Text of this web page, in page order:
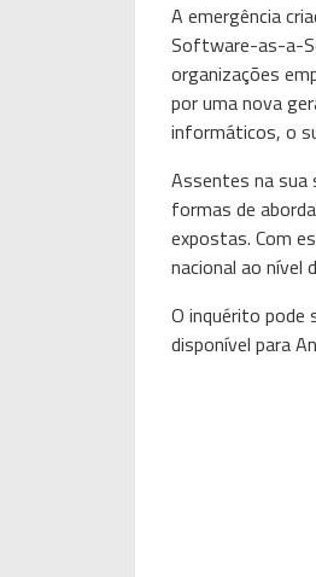
A emergência
Software-as-a-
organizações
por uma nova
informáticos, o
Assentes na sua
formas de
expostas. Com
nacional ao nível
O inquérito pode
disponível para